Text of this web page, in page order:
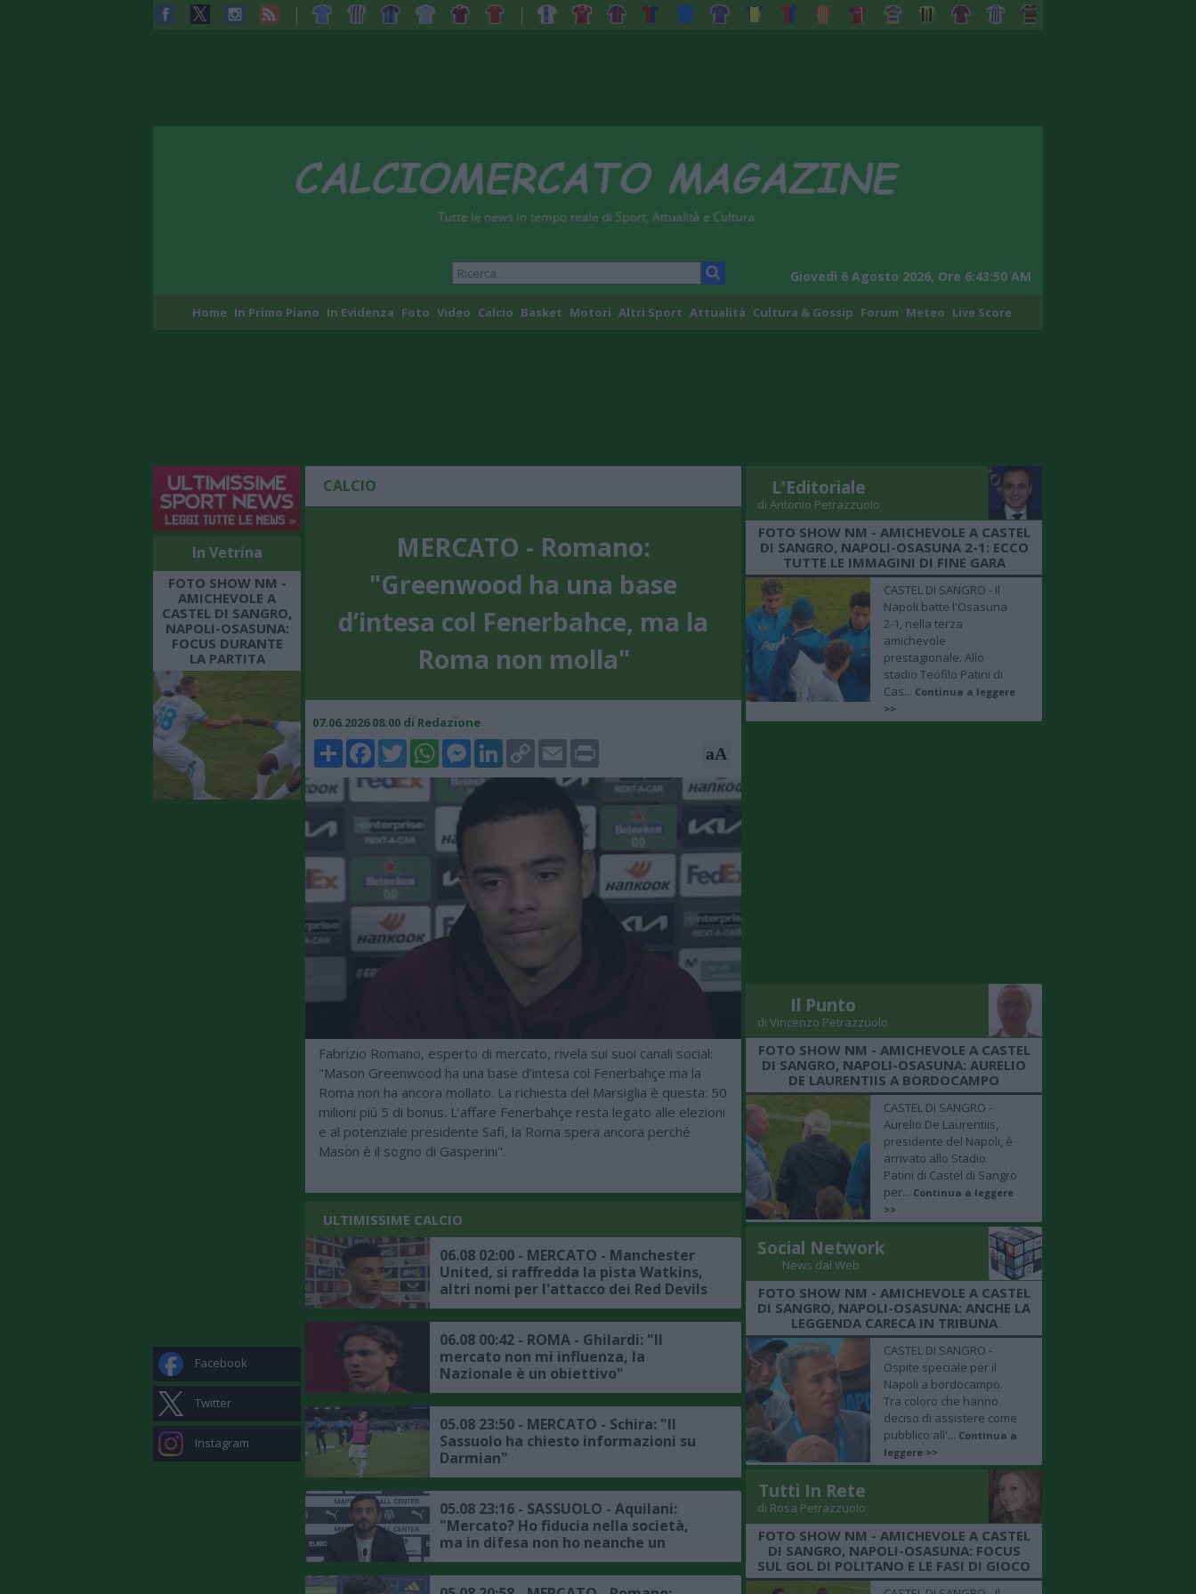
Giovedì 6 Agosto 2026, Ore 6:43:51 AM
Home In Primo Piano In Evidenza Foto Video Calcio Basket Motori Altri Sport Attualità Cultura & Gossip Forum Meteo Live Score
In Vetrina
FOTO SHOW NM -
AMICHEVOLE A
CASTEL DI SANGRO,
NAPOLI-OSASUNA:
FOCUS DURANTE
LA PARTITA
Facebook
Twitter
Instagram
CALCIO
MERCATO - Romano:
"Greenwood ha una base
d’intesa col Fenerbahce, ma la
Roma non molla"
07.06.2026 08:00 di Redazione
ShareFacebookTwitterWhatsAppMessenger
LinkedIn
Copy
Link
Email Print aA
Fabrizio Romano, esperto di mercato, rivela sui suoi canali social:
"Mason Greenwood ha una base d’intesa col Fenerbahçe ma la
Roma non ha ancora mollato. La richiesta del Marsiglia è questa: 50
milioni più 5 di bonus. L’affare Fenerbahçe resta legato alle elezioni
e al potenziale presidente Safi, la Roma spera ancora perché
Mason è il sogno di Gasperini".
ULTIMISSIME CALCIO
06.08 02:00 - MERCATO - Manchester
United, si raffredda la pista Watkins,
altri nomi per l'attacco dei Red Devils
06.08 00:42 - ROMA - Ghilardi: "Il
mercato non mi influenza, la
Nazionale è un obiettivo"
05.08 23:50 - MERCATO - Schira: "Il
Sassuolo ha chiesto informazioni su
Darmian"
05.08 23:16 - SASSUOLO - Aquilani:
"Mercato? Ho fiducia nella società,
ma in difesa non ho neanche un
titolare"
L'Editoriale
di Antonio Petrazzuolo
FOTO SHOW NM - AMICHEVOLE A CASTEL
DI SANGRO, NAPOLI-OSASUNA 2-1: ECCO
TUTTE LE IMMAGINI DI FINE GARA
CASTEL DI SANGRO - Il
Napoli batte l'Osasuna
2-1, nella terza
amichevole
prestagionale. Allo
stadio Teofilo Patini di
Cas... Continua a leggere
>>
Il Punto
di Vincenzo Petrazzuolo
FOTO SHOW NM - AMICHEVOLE A CASTEL
DI SANGRO, NAPOLI-OSASUNA: AURELIO
DE LAURENTIIS A BORDOCAMPO
CASTEL DI SANGRO -
Aurelio De Laurentiis,
presidente del Napoli, è
arrivato allo Stadio
Patini di Castel di Sangro
per... Continua a leggere
>>
Social Network
News dal Web
FOTO SHOW NM - AMICHEVOLE A CASTEL
DI SANGRO, NAPOLI-OSASUNA: ANCHE LA
LEGGENDA CARECA IN TRIBUNA
CASTEL DI SANGRO -
Ospite speciale per il
Napoli a bordocampo.
Tra coloro che hanno
deciso di assistere come
pubblico all'... Continua a
leggere >>
Tutti In Rete
di Rosa Petrazzuolo
FOTO SHOW NM - AMICHEVOLE A CASTEL
DI SANGRO, NAPOLI-OSASUNA: FOCUS
SUL GOL DI POLITANO E LE FASI DI GIOCO